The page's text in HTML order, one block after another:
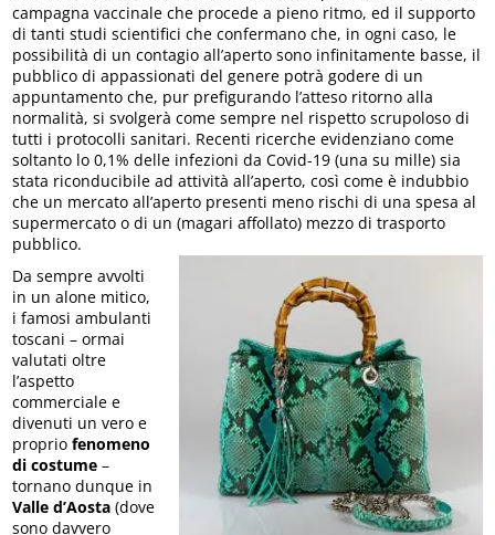
campagna vaccinale che procede a pieno ritmo, ed il supporto
di tanti studi scientifici che confermano che, in ogni caso, le
possibilità di un contagio all’aperto sono infinitamente basse, il
pubblico di appassionati del genere potrà godere di un
appuntamento che, pur prefigurando l’atteso ritorno alla
normalità, si svolgerà come sempre nel rispetto scrupoloso di
tutti i protocolli sanitari. Recenti ricerche evidenziano come
soltanto lo 0,1% delle infezioni da Covid-19 (una su mille) sia
stata riconducibile ad attività all’aperto, così come è indubbio
che un mercato all’aperto presenti meno rischi di una spesa al
supermercato o di un (magari affollato) mezzo di trasporto
pubblico.
Da sempre avvolti
in un alone mitico,
i famosi ambulanti
toscani – ormai
valutati oltre
l’aspetto
commerciale e
divenuti un vero e
propriofenomeno
di costume –
tornano dunque in
Valle d’Aosta (dove
sono davvero